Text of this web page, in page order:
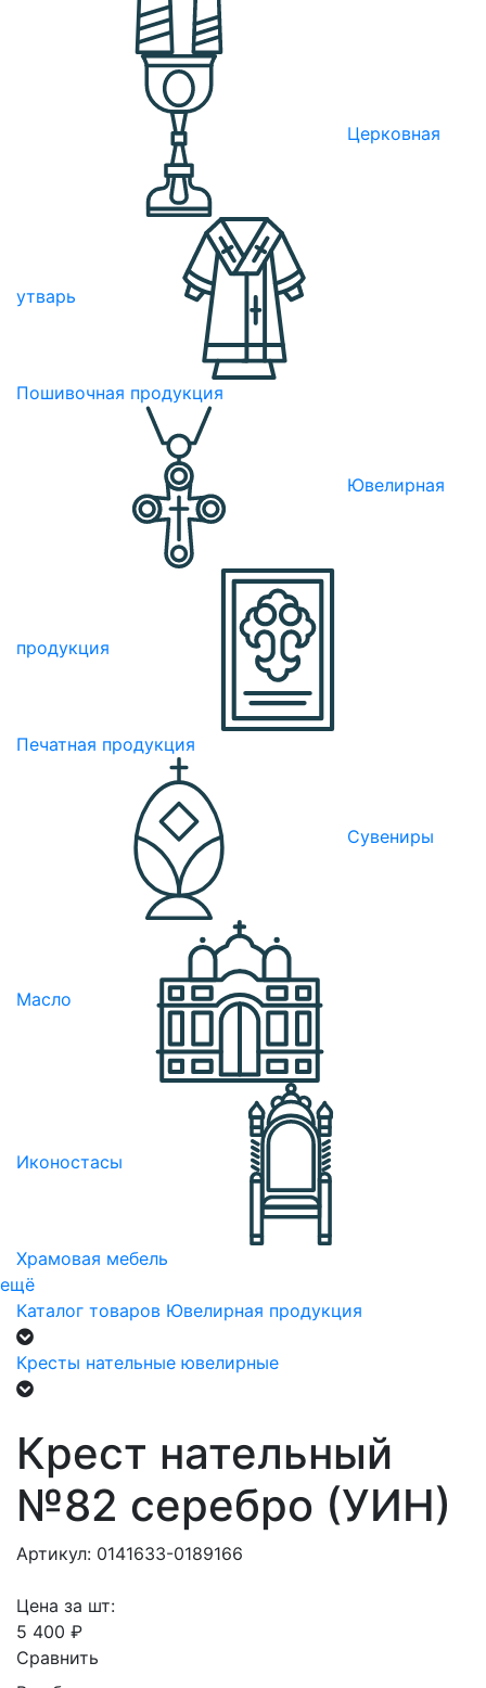
Церковная
утварь
Пошивочная продукция
Ювелирная
продукция
Печатная продукция
Сувениры
Масло
Иконостасы
Храмовая мебель
ещё
Каталог товаров Ювелирная продукция
Кресты нательные ювелирные
Крест нательный
№82 серебро (УИН)
Артикул: 0141633-0189166
Цена за шт:
5 400 ₽
Сравнить